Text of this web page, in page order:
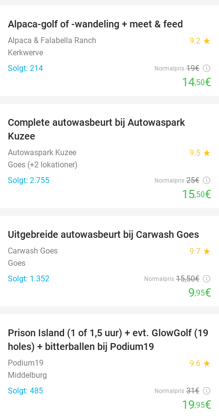
Alpaca-golf of -wandeling + meet & feed
Alpaca & Falabella Ranch 9.2 star
Kerkwerve
Solgt: 214
Normalpris 19€
14,50€
Complete autowasbeurt bij Autowaspark
Kuzee
Autowaspark Kuzee 9.5 star
Goes (+2 lokationer)
Solgt: 2.755
Normalpris 25€
15,50€
36%
Uitgebreide autowasbeurt bij Carwash Goes
Carwash Goes 9.7 star
Goes
Solgt: 1.352
Normalpris 15,50€
9,95€
36%
Prison Island (1 of 1,5 uur) + evt. GlowGolf (19
holes) + bitterballen bij Podium19
Podium19 9.6 star
Middelburg
Solgt: 485
Normalpris 31€
19,95€